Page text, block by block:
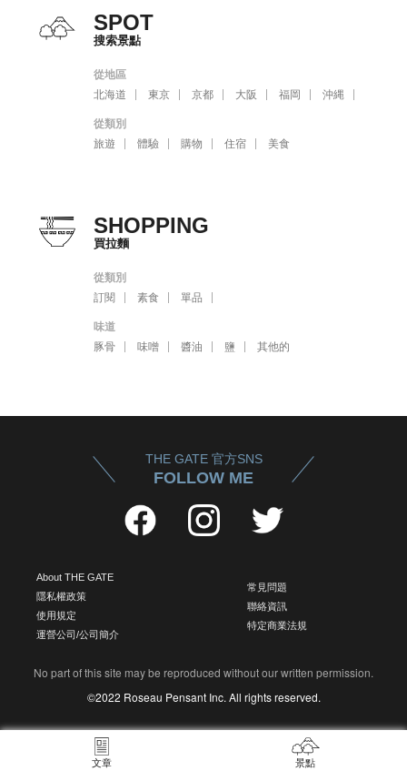
SPOT
搜索景點
從地區
北海道
東京 京都 大阪 福岡 沖縄
從類別
旅遊
體驗 購物 住宿 美食
SHOPPING
買拉麵
從類別
訂閱
素食 單品
味道
豚骨
味噌 醬油 鹽 其他的
THE GATE 官方SNS
FOLLOW ME
About THE GATE
隱私權政策
使用規定
運營公司/公司簡介
常見問題
聯絡資訊
特定商業法規
No part of this site may be reproduced without our written permission.
©2022 Roseau Pensant Inc. All rights reserved.
文章 景點